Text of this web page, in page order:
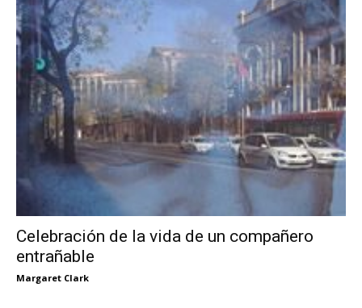
Celebración de la vida de un compañero
entrañable
Margaret Clark